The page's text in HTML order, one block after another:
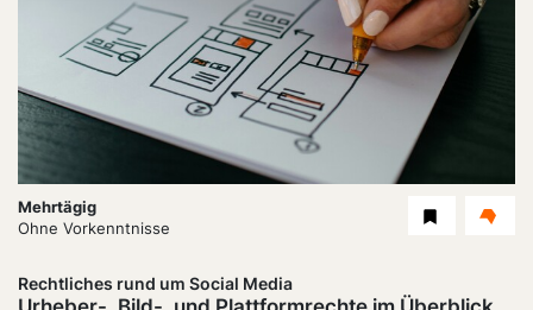
Dauer:
Mehrtägig
Level
Ohne Vorkenntnisse
Rechtliches rund um Social Media